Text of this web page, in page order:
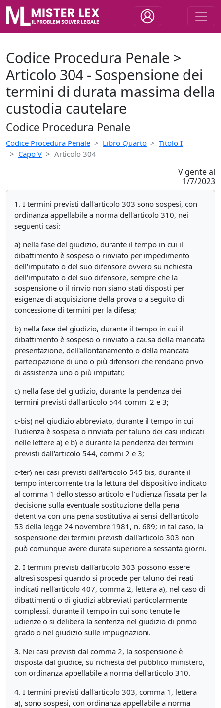
Codice Procedura Penale >
Articolo 304 - Sospensione dei
termini di durata massima della
custodia cautelare
Codice Procedura Penale
Codice Procedura Penale Libro Quarto
Titolo I
Capo V
Articolo 304
Vigente al
1/7/2023
1. I termini previsti dall'articolo 303 sono sospesi, con
ordinanza appellabile a norma dell'articolo 310, nei
seguenti casi:
a) nella fase del giudizio, durante il tempo in cui il
dibattimento è sospeso o rinviato per impedimento
dell'imputato o del suo difensore ovvero su richiesta
dell'imputato o del suo difensore, sempre che la
sospensione o il rinvio non siano stati disposti per
esigenze di acquisizione della prova o a seguito di
concessione di termini per la difesa;
b) nella fase del giudizio, durante il tempo in cui il
dibattimento è sospeso o rinviato a causa della mancata
presentazione, dell'allontanamento o della mancata
partecipazione di uno o più difensori che rendano privo
di assistenza uno o più imputati;
c) nella fase del giudizio, durante la pendenza dei
termini previsti dall'articolo 544 commi 2 e 3;
c-bis) nel giudizio abbreviato, durante il tempo in cui
l'udienza è sospesa o rinviata per taluno dei casi indicati
nelle lettere a) e b) e durante la pendenza dei termini
previsti dall'articolo 544, commi 2 e 3;
c-ter) nei casi previsti dall'articolo 545 bis, durante il
tempo intercorrente tra la lettura del dispositivo indicato
al comma 1 dello stesso articolo e l'udienza fissata per la
decisione sulla eventuale sostituzione della pena
detentiva con una pena sostitutiva ai sensi dell'articolo
53 della legge 24 novembre 1981, n. 689; in tal caso, la
sospensione dei termini previsti dall'articolo 303 non
può comunque avere durata superiore a sessanta giorni.
2. I termini previsti dall'articolo 303 possono essere
altresì sospesi quando si procede per taluno dei reati
indicati nell'articolo 407, comma 2, lettera a), nel caso di
dibattimenti o di giudizi abbreviati particolarmente
complessi, durante il tempo in cui sono tenute le
udienze o si delibera la sentenza nel giudizio di primo
grado o nel giudizio sulle impugnazioni.
3. Nei casi previsti dal comma 2, la sospensione è
disposta dal giudice, su richiesta del pubblico ministero,
con ordinanza appellabile a norma dell'articolo 310.
4. I termini previsti dall'articolo 303, comma 1, lettera
a), sono sospesi, con ordinanza appellabile a norma